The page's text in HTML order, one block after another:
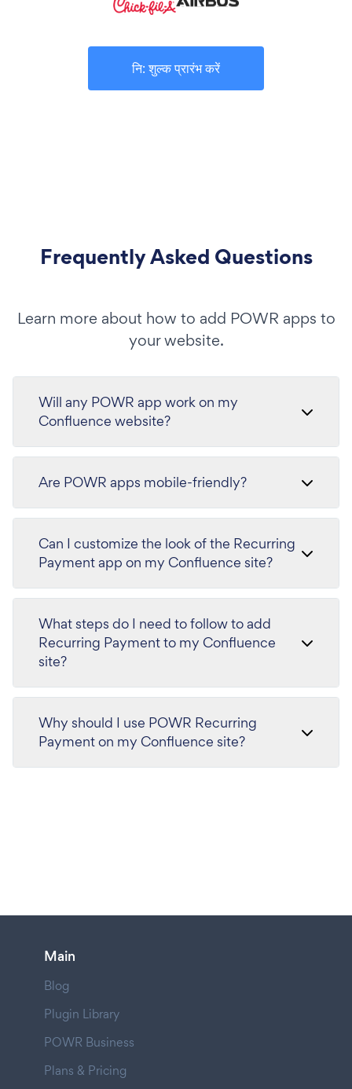
नि: शुल्क प्रारंभ करें
Frequently Asked Questions
Learn more about how to add POWR apps to
your website.
Will any POWR app work on my
Confluence website?
Are POWR apps mobile-friendly?
Can I customize the look of the Recurring
Payment app on my Confluence site?
What steps do I need to follow to add
Recurring Payment to my Confluence
site?
Why should I use POWR Recurring
Payment on my Confluence site?
Main
Blog
Plugin Library
POWR Business
Plans & Pricing